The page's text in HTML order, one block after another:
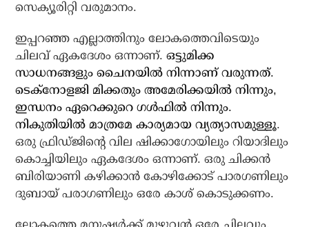
സെക്യൂരിറ്റി വരുമാനം.
ഇപ്പറഞ്ഞ എല്ലാത്തിനും ലോകത്തെവിടെയും
ചിലവ് ഏകദേശം ഒന്നാണ്.ഒട്ടുമിക്ക
സാധനങ്ങളും ചൈനയില്‍ നിന്നാണ് വരുന്നത്.
ടെക്‌നോളജി മിക്കതും അമേരിക്കയില്‍ നിന്നും,
ഇന്ധനം ഏറെക്കുറെ ഗള്‍ഫില്‍ നിന്നും.
നികുതിയില്‍ മാത്രമേ കാര്യമായ വ്യത്യാസമുള്ളൂ.
ഒരു ഫ്രിഡ്ജിന്റെ വില ഷിക്കാഗോയിലും റിയാദിലും
കൊച്ചിയിലും ഏകദേശം ഒന്നാണ്. ഒരു ചിക്കന്‍
ബിരിയാണി കഴിക്കാന്‍ കോഴിക്കോട് പാരഗണിലും
ദുബായ് പരാഗണിലും ഒരേ കാശ് കൊടുക്കണം.